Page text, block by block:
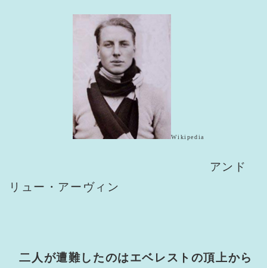
Wikipedia
アンド
リュー・アーヴィン
二人が遭難したのはエベレストの頂上から